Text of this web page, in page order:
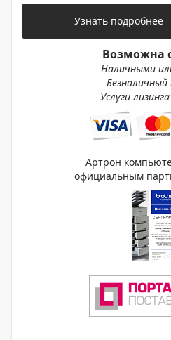
Узнать подробнее
Возможна
Наличными
Услуги
Артрон
официальным